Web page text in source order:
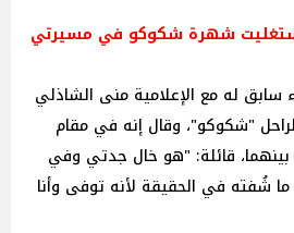
شهرة شكوكو في مسيرتي
سابق له مع الإعلامية منى الشاذلي
"شكوكو"، وقال إنه في مقام
قائلة: "هو خال جدتي وفي
شُفته في الحقيقة لأنه توفى وأنا